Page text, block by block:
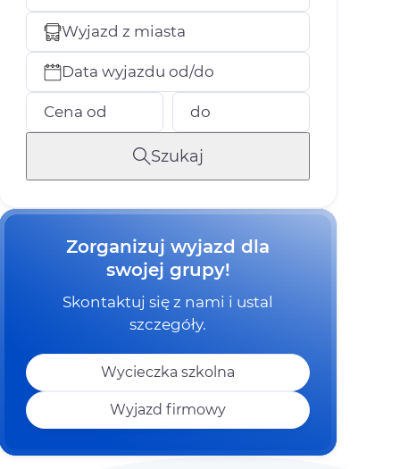
Wyjazd z miasta
Data wyjazdu od/do
Cena od do
Szukaj
Zorganizuj wyjazd dla
swojej grupy!
Skontaktuj się z nami i ustal
szczegóły.
Wycieczka szkolna
Wyjazd firmowy